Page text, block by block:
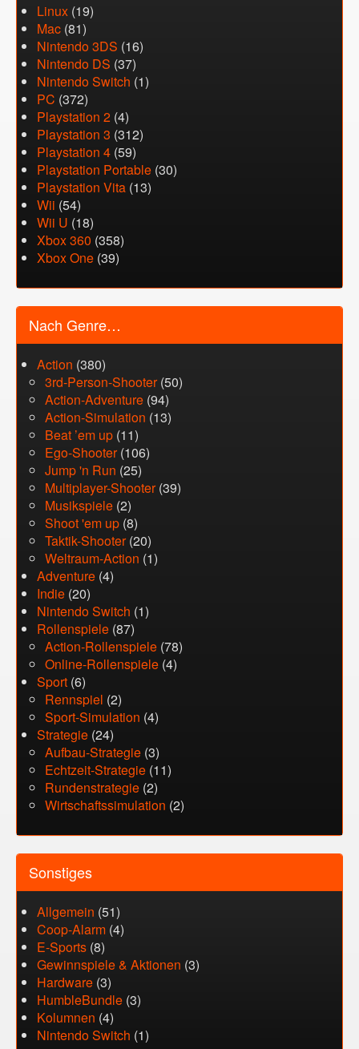
Linux (19)
Mac (81)
Nintendo 3DS (16)
Nintendo DS (37)
Nintendo Switch (1)
PC (372)
Playstation 2 (4)
Playstation 3 (312)
Playstation 4 (59)
Playstation Portable (30)
Playstation Vita (13)
Wii (54)
Wii U (18)
Xbox 360 (358)
Xbox One (39)
Nach Genre…
Action (380)
3rd-Person-Shooter(50)
Action-Adventure (94)
Action-Simulation (13)
Beat ’em up (11)
Ego-Shooter(106)
Jump 'n Run (25)
Multiplayer-Shooter(39)
Musikspiele (2)
Shoot 'em up (8)
Taktik-Shooter(20)
Weltraum-Action (1)
Adventure (4)
Indie (20)
Nintendo Switch (1)
Rollenspiele (87)
Action-Rollenspiele (78)
Online-Rollenspiele (4)
Sport (6)
Rennspiel (2)
Sport-Simulation (4)
Strategie (24)
Aufbau-Strategie (3)
Echtzeit-Strategie (11)
Rundenstrategie (2)
Wirtschaftssimulation (2)
Sonstiges
Allgemein (51)
Coop-Alarm (4)
E-Sports (8)
Gewinnspiele & Aktionen (3)
Hardware (3)
HumbleBundle (3)
Kolumnen (4)
Nintendo Switch (1)